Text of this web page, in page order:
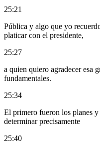
25:21
Pública y algo que yo
platicar con el presidente,
25:27
a quien quiero agradecer esa
fundamentales.
25:34
El primero fueron los planes
determinar precisamente
25:40